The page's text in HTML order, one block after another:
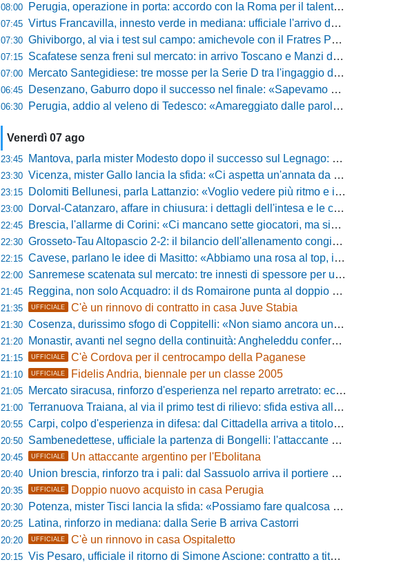
08:00 Perugia, operazione in porta: accordo con la Roma per il talento Zelezny
07:45 Virtus Francavilla, innesto verde in mediana: ufficiale l'arrivo del classe 2008 Gianluca Ajello
07:30 Ghiviborgo, al via i test sul campo: amichevole con il Fratres Perignano e sguardo al nuovo girone E
07:15 Scafatese senza freni sul mercato: in arrivo Toscano e Manzi dall'Avellino per la Serie C
07:00 Mercato Santegidiese: tre mosse per la Serie D tra l'ingaggio di Diakhate e due rinnovi chiave
06:45 Desenzano, Gaburro dopo il successo nel finale: «Sapevamo che avremmo sofferto, ma si è vista la voglia di vincere»
06:30 Perugia, addio al veleno di Tedesco: «Amareggiato dalle parole di Alessandro Gaucci, mi hanno ferito umanamente»
Venerdì 07 ago
23:45 Mantova, parla mister Modesto dopo il successo sul Legnago: "Buona tenuta nervosa, ma dobbiamo migliorare"
23:30 Vicenza, mister Gallo lancia la sfida: «Ci aspetta un'annata da protagonisti in B, ma qui nessuno ha il posto fisso»
23:15 Dolomiti Bellunesi, parla Lattanzio: «Voglio vedere più ritmo e intensità, dobbiamo lasciare tutto sul campo»
23:00 Dorval-Catanzaro, affare in chiusura: i dettagli dell'intesa e le cifre dell'operazione
22:45 Brescia, l'allarme di Corini: «Ci mancano sette giocatori, ma siamo una squadra forte»
22:30 Grosseto-Tau Altopascio 2-2: il bilancio dell'allenamento congiunto e la risposta dei nuovi arrivi
22:15 Cavese, parlano le idee di Masitto: «Abbiamo una rosa al top, il pubblico del Lamberti ci spingerà lontano»
22:00 Sanremese scatenata sul mercato: tre innesti di spessore per un attacco da sogni
21:45 Reggina, non solo Acquadro: il ds Romairone punta al doppio colpo Baldan-Volpicelli
21:35 UFFICIALE C'è un rinnovo di contratto in casa Juve Stabia
21:30 Cosenza, durissimo sfogo di Coppitelli: «Non siamo ancora una squadra, ora serve tirare una riga!»
21:20 Monastir, avanti nel segno della continuità: Angheleddu confermato in panchina, in attacco arriva Loru
21:15 UFFICIALE C'è Cordova per il centrocampo della Paganese
21:10 UFFICIALE Fidelis Andria, biennale per un classe 2005
21:05 Mercato siracusa, rinforzo d'esperienza nel reparto arretrato: ecco Orlando
21:00 Terranuova Traiana, al via il primo test di rilievo: sfida estiva allo Zecchini con il Grosseto
20:55 Carpi, colpo d'esperienza in difesa: dal Cittadella arriva a titolo definitivo Riccardo Gatti
20:50 Sambenedettese, ufficiale la partenza di Bongelli: l'attaccante passa in Serie D
20:45 UFFICIALE Un attaccante argentino per l'Ebolitana
20:40 Union brescia, rinforzo tra i pali: dal Sassuolo arriva il portiere Gioele Zacchi
20:35 UFFICIALE Doppio nuovo acquisto in casa Perugia
20:30 Potenza, mister Tisci lancia la sfida: «Possiamo fare qualcosa di storico e regalarci la trasferta a Genova»
20:25 Latina, rinforzo in mediana: dalla Serie B arriva Castorri
20:20 UFFICIALE C'è un rinnovo in casa Ospitaletto
20:15 Vis Pesaro, ufficiale il ritorno di Simone Ascione: contratto a titolo definitivo fino al 2029